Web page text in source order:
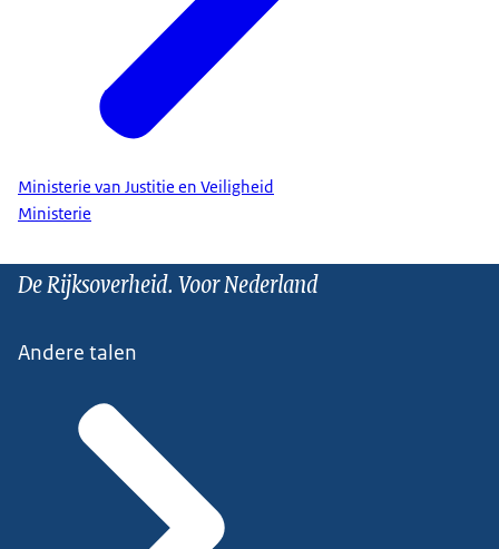
Ministerie van Justitie en Veiligheid
Ministerie
De Rijksoverheid. Voor Nederland
Andere talen